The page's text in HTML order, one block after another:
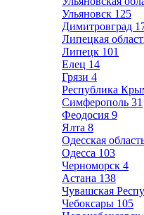
Ульяновск 125
Димитровград
Липецкая
Липецк 101
Елец 14
Грязи 4
Республика
Симферополь 31
Феодосия 9
Ялта 8
Одесская
Одесса 103
Черноморск 4
Астана 138
Чувашская
Чебоксары 105